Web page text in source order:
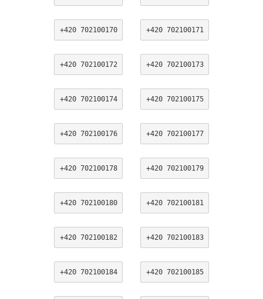
+420 702100170 +420 702100171
+420 702100172 +420 702100173
+420 702100174 +420 702100175
+420 702100176 +420 702100177
+420 702100178 +420 702100179
+420 702100180 +420 702100181
+420 702100182 +420 702100183
+420 702100184 +420 702100185